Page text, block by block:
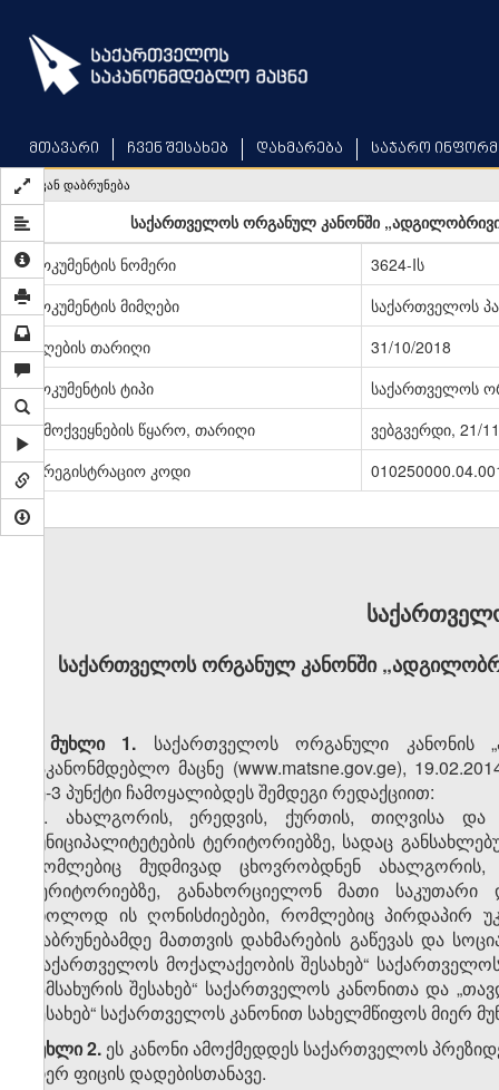
main
content
მთავარი ჩვენ შესახებ დახმარება საჯარო
უკან დაბრუნება
საქართველოს ორგანულ კანონში
დოკუმენტის ნომერი
3624-Iს
დოკუმენტის მიმღები
საქართველოს
მიღების თარიღი
31/10/2018
დოკუმენტის ტიპი
საქართველოს
გამოქვეყნების წყარო, თარიღი
ვებგვერდი, 21/
სარეგისტრაციო კოდი
საქართველოს ორგანულ კანონში
მუხლი 1. საქართველოს ორგანული კანონის
საკანონმდებლო მაცნე (www.matsne.gov.ge),
მე-3 პუნქტი ჩამოყალიბდეს შემდეგი რედაქციით:
„3. ახალგორის, ერედვის, ქურთის, თიღვისა და
მუნიციპალიტეტების ტერიტორიებზე, სადაც
რომლებიც მუდმივად ცხოვრობდნენ
ტერიტორიებზე, განახორციელონ მათი
მხოლოდ ის ღონისძიებები, რომლებიც პირდაპირ
დაბრუნებამდე მათთვის დახმარების გაწევას და
„საქართველოს მოქალაქეობის შესახებ“
სამსახურის შესახებ“ საქართველოს კანონითა და
შესახებ“ საქართველოს კანონით სახელმწიფოს მიერ
მუხლი 2. ეს კანონი ამოქმედდეს საქართველოს
მიერ ფიცის დადებისთანავე.